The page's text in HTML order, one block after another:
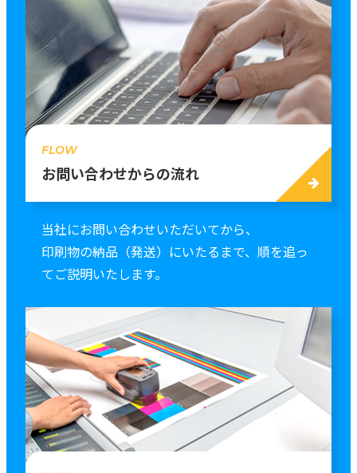
FLOW
お問い合わせからの流れ
当社にお問い合わせいただいてから、
印刷物の納品（発送）にいたるまで、順を追っ
てご説明いたします。